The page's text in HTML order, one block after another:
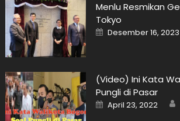
Menlu Resmikan
Tokyo
Posted
on
Desember 16, 2023
(Video) Ini Kata
Pungli di Pasar
Posted
on
April 23, 2022